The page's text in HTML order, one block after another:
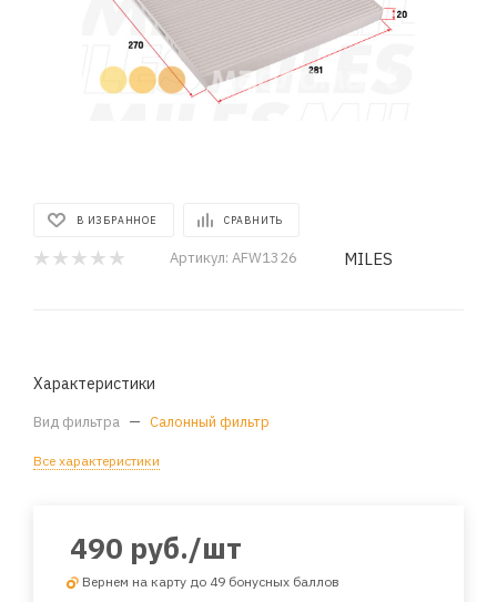
В ИЗБРАННОЕ СРАВНИТЬ
Артикул: AFW1326 MILES
Характеристики
Вид фильтра — Салонный фильтр
Все характеристики
490 руб./шт
Вернем на карту до 49 бонусных баллов